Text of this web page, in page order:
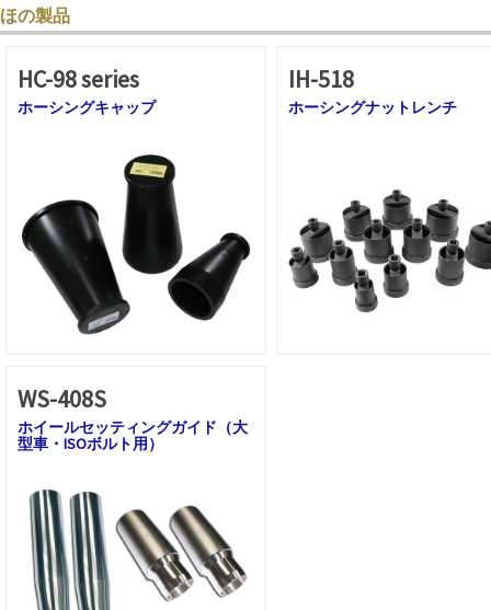
ほの製品
HC-98 series
ホーシングキャップ
IH-518
ホーシングナットレンチ
WS-408S
ホイールセッティングガイド（大
型車・ISOボルト用）